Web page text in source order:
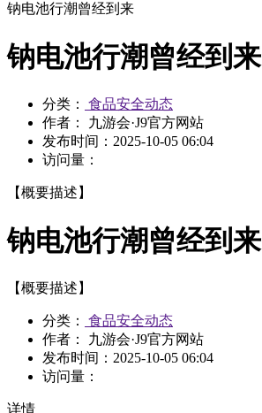
钠电池行潮曾经到来
钠电池行潮曾经到来
分类：
食品安全动态
作者： 九游会·J9官方网站
发布时间： 2025-10-05 06:04
访问量：
【概要描述】
钠电池行潮曾经到来
【概要描述】
分类：
食品安全动态
作者： 九游会·J9官方网站
发布时间： 2025-10-05 06:04
访问量：
详情